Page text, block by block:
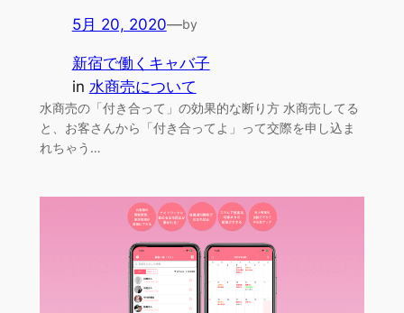
5月 20, 2020—by
新宿で働くキャバ子
in 水商売について
水商売の「付き合って」の効果的な断り方 水商売してる
と、お客さんから「付き合ってよ」って交際を申し込ま
れちゃう…